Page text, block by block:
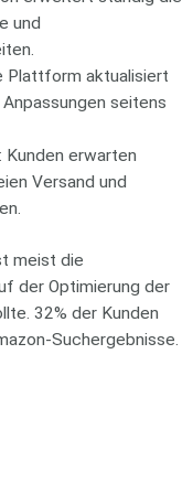
und
Plattform aktualisiert
seitens
erwarten
Versand und
meist die
der Optimierung der
32% der Kunden
Suchergebnisse.